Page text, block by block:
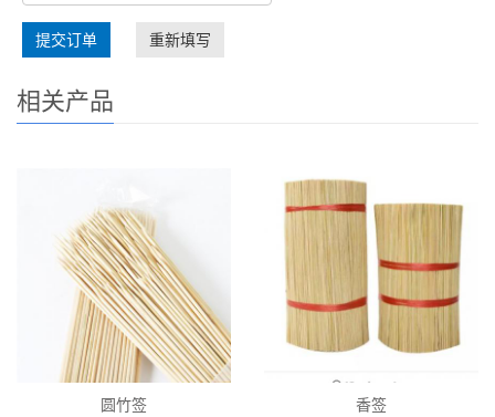
提交订单 重新填写
相关产品
圆竹签 香签